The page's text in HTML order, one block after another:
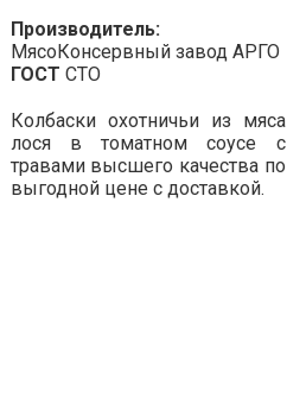
Производитель:
МясоКонсервный завод АРГО
ГОСТ СТО
Колбаски охотничьи из мяса
лося в томатном соусе с
травами высшего качества по
выгодной цене с доставкой.